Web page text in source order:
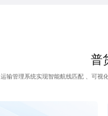
普
运输管理系统实现智能航线匹配 、可视